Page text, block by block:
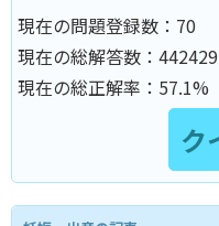
現在の問題登録数： 70
現在の総解答数： 442429
現在の総正解率： 57.1%